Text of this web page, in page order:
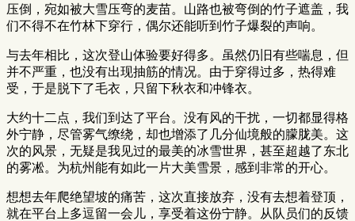
压倒，宛如被大雪压弯的麦苗。山路也被弯倒的竹子遮盖，我
们不得不在竹林下穿行，偶尔还能听到竹子爆裂的声响。
与去年相比，这次登山体验要好得多。虽然仍旧有些喘息，但
并不严重，也没有出现抽筋的情况。由于穿得过多，热得难
受，于是脱下了毛衣，只留下秋衣和冲锋衣。
大约十二点，我们到达了平台。没有风的干扰，一切都显得格
外宁静，尽管雾气缭绕，却也增添了几分仙境般的朦胧美。这
次的风景，无疑是我见过的最美的冰雪世界，甚至超越了东北
的雾凇。为杭州能有如此一片大美雪景，感到非常的开心。
想想去年爬绝望坡的痛苦，这次直接放弃，没有去想着登顶，
就在平台上多逗留一会儿，享受着这份宁静。从队员们的反馈